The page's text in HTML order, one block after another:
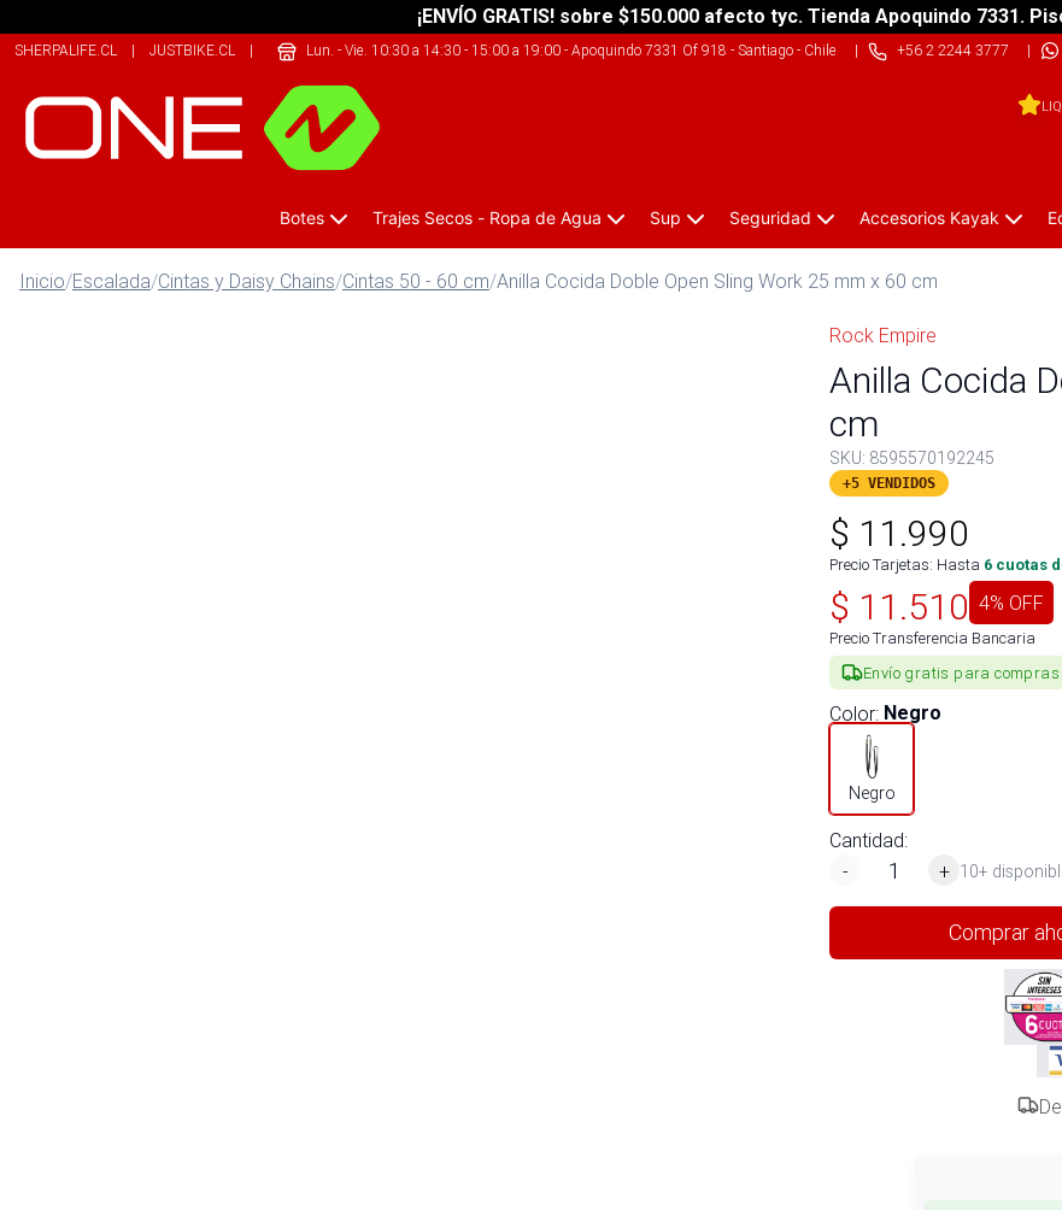
¡ENVÍO GRATIS! sobre $150.000 afecto tyc. Tienda Apoquindo 7331.
SHERPALIFE.CL | JUSTBIKE.CL | THERIDERLAB.CL
Lun. - Vie. 10:30 a 14:30 - 15:00 a 19:00- Apoquindo 7331 Of 918 - Santiago - Chile| +56 2 2244 3777 |
Botes Trajes Secos - Ropa de Agua Sup Seguridad Accesorios Kayak
Inicio/Escalada/Cintas y Daisy Chains/Cintas 50 - 60 cm/Anilla Cocida Doble Open Sling Work 25 mm x 60 cm
Rock Empire
Anilla Cocida
cm
SKU: 8595570192245
+5 VENDIDOS
$ 11.990
Precio Tarjetas: Hasta 6 cuotas
$ 11.510 4% OFF
Precio Transferencia Bancaria
Envío gratis para
Color: Negro
Negro
Cantidad:
-
+ 10+
Comprar